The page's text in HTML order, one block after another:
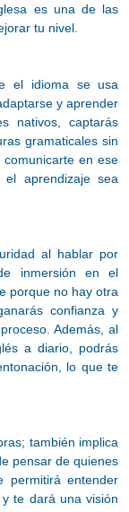
es una de las
tu nivel.
el idioma se usa
y aprender
nativos, captarás
gramaticales sin
en ese
aprendizaje sea
al hablar por
inmersión en el
porque no hay otra
confianza y
Además, al
a diario, podrás
lo que te
también implica
pensar de quienes
permitirá entender
te dará una visión